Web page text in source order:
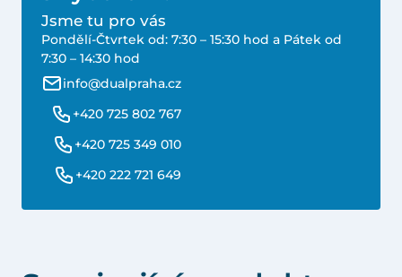
Jsme tu pro vás
Pondělí-Čtvrtek od: 7:30 – 15:30 hod a Pátek od
7:30 – 14:30 hod
info@dualpraha.cz
+420 725 802 767
+420 725 349 010
+420 222 721 649